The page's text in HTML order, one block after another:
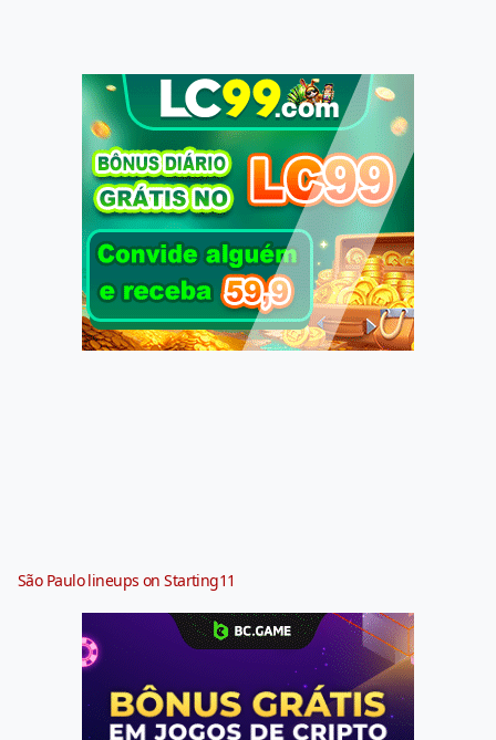
São Paulo lineups on Starting11